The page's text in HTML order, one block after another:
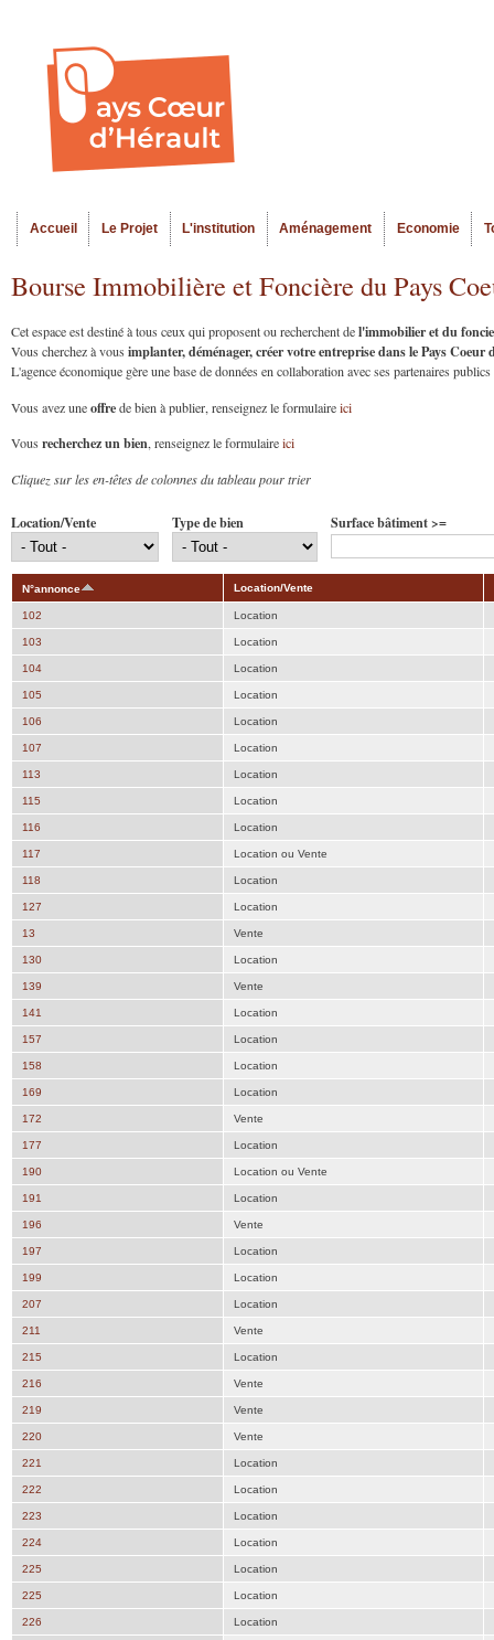
Menu principal
Accueil Le Projet L'institution Aménagement Economie
Bourse Immobilière et Foncière du Pays
Cet espace est destiné à tous ceux qui proposent ou recherchent del'immobilier et du
Vous cherchez à vous implanter, déménager, créer votre entreprise dans le Pays
L'agence économique gère une base de données en collaboration avec ses partenaires
Vous avez uneoffrede bien à publier, renseignez le formulaireici
Vous recherchez un bien, renseignez le formulaireici
Cliquez sur les en-têtes de colonnes du tableau pour trier
Location/Vente Type de bien Surface bâtiment >=
N°annonce Location/Vente
102 Location
103 Location
104 Location
105 Location
106 Location
107 Location
113 Location
115 Location
116 Location
117 Location ou Vente
118 Location
127 Location
13 Vente
130 Location
139 Vente
141 Location
157 Location
158 Location
169 Location
172 Vente
177 Location
190 Location ou Vente
191 Location
196 Vente
197 Location
199 Location
207 Location
211 Vente
215 Location
216 Vente
219 Vente
220 Vente
221 Location
222 Location
223 Location
224 Location
225 Location
225 Location
226 Location